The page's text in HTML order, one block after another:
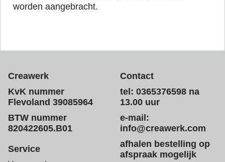
worden aangebracht.
Creawerk
KvK nummer
Flevoland 39085964
BTW nummer
820422605.B01
Contact
tel: 0365376598 na
13.00 uur
e-mail:
info@creawerk.com
afhalen bestelling op
afspraak mogelijk
Service